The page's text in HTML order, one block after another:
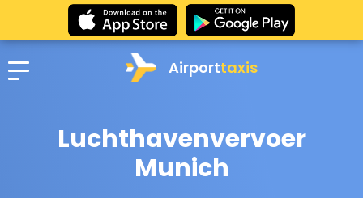
Airporttaxis
Luchthavenvervoer
Munich